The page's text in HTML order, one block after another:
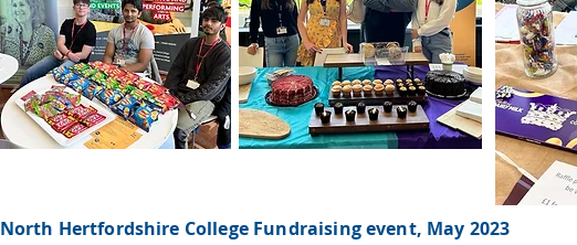
North Hertfordshire College Fundraising event, May 2023